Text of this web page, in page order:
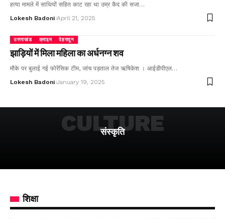
हत्या मामले में साथियों सहित काट रहा था उम्र कैद की सजा…
Lokesh Badoni April 21, 2025
उत्तराखंड क्राइम देहरादून
झाड़ियों में मिला महिला का अर्धनग्न शव
मौके पर बुलाई गई फोरेंसिक टीम, जांच पड़ताल तेज ऋषिकेश । आईडीपीएल…
Lokesh Badoni January 19, 2025
संस्कृति
CULTURE
शिक्षा